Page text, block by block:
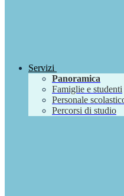
Servizi
Panoramica
Famiglie e studenti
Personale
Percorsi di studio